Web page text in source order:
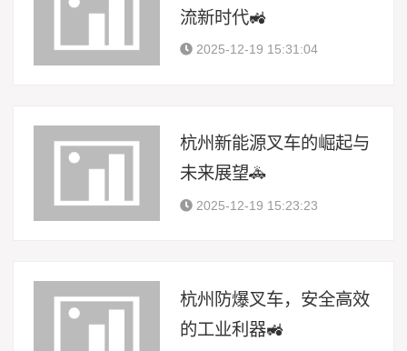
流新时代🚜
2025-12-19 15:31:04
杭州新能源叉车的崛起与
未来展望🚓
2025-12-19 15:23:23
杭州防爆叉车，安全高效
的工业利器🚜